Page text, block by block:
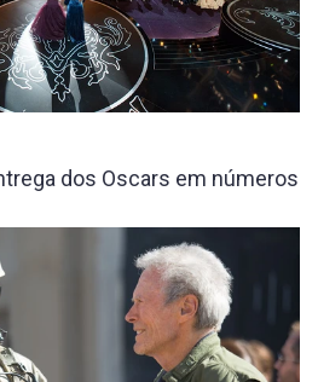
dos Oscars em números